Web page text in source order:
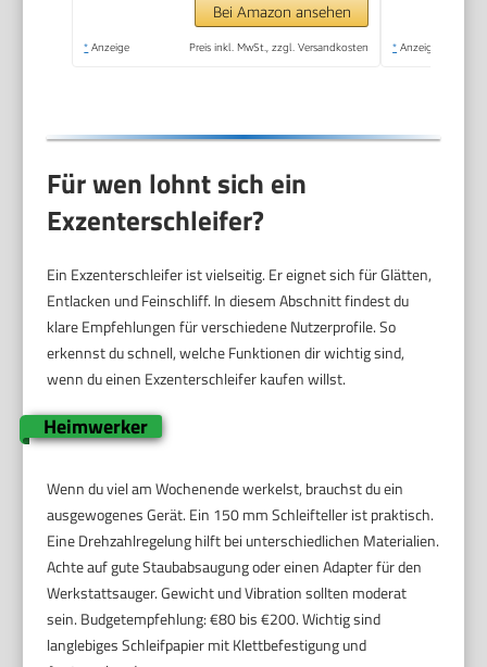
Bei Amazon ansehen
* Anzeige Preis inkl. MwSt., zzgl. Versandkosten * Anzeige
Für wen lohnt sich ein
Exzenterschleifer?
Ein Exzenterschleifer ist vielseitig. Er eignet sich für Glätten,
Entlacken und Feinschliff. In diesem Abschnitt findest du
klare Empfehlungen für verschiedene Nutzerprofile. So
erkennst du schnell, welche Funktionen dir wichtig sind,
wenn du einen Exzenterschleifer kaufen willst.
Heimwerker
Wenn du viel am Wochenende werkelst, brauchst du ein
ausgewogenes Gerät. Ein 150 mm Schleifteller ist praktisch.
Eine Drehzahlregelung hilft bei unterschiedlichen Materialien.
Achte auf gute Staubabsaugung oder einen Adapter für den
Werkstattsauger. Gewicht und Vibration sollten moderat
sein. Budgetempfehlung: €80 bis €200. Wichtig sind
langlebiges Schleifpapier mit Klettbefestigung und